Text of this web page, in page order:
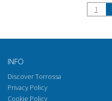
1
INFO
Discover Torrossa
Privacy Policy
Cookie Policy